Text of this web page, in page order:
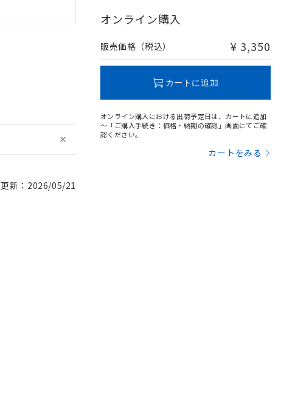
新：2026/05/21
オンライン購入
販売価格（税込） ¥ 3,350
カートに追加
オンライン購入における出荷予定日は、カートに追加
～「ご購入手続き：価格・納期の確認」画面にてご確
認ください。
カートをみる